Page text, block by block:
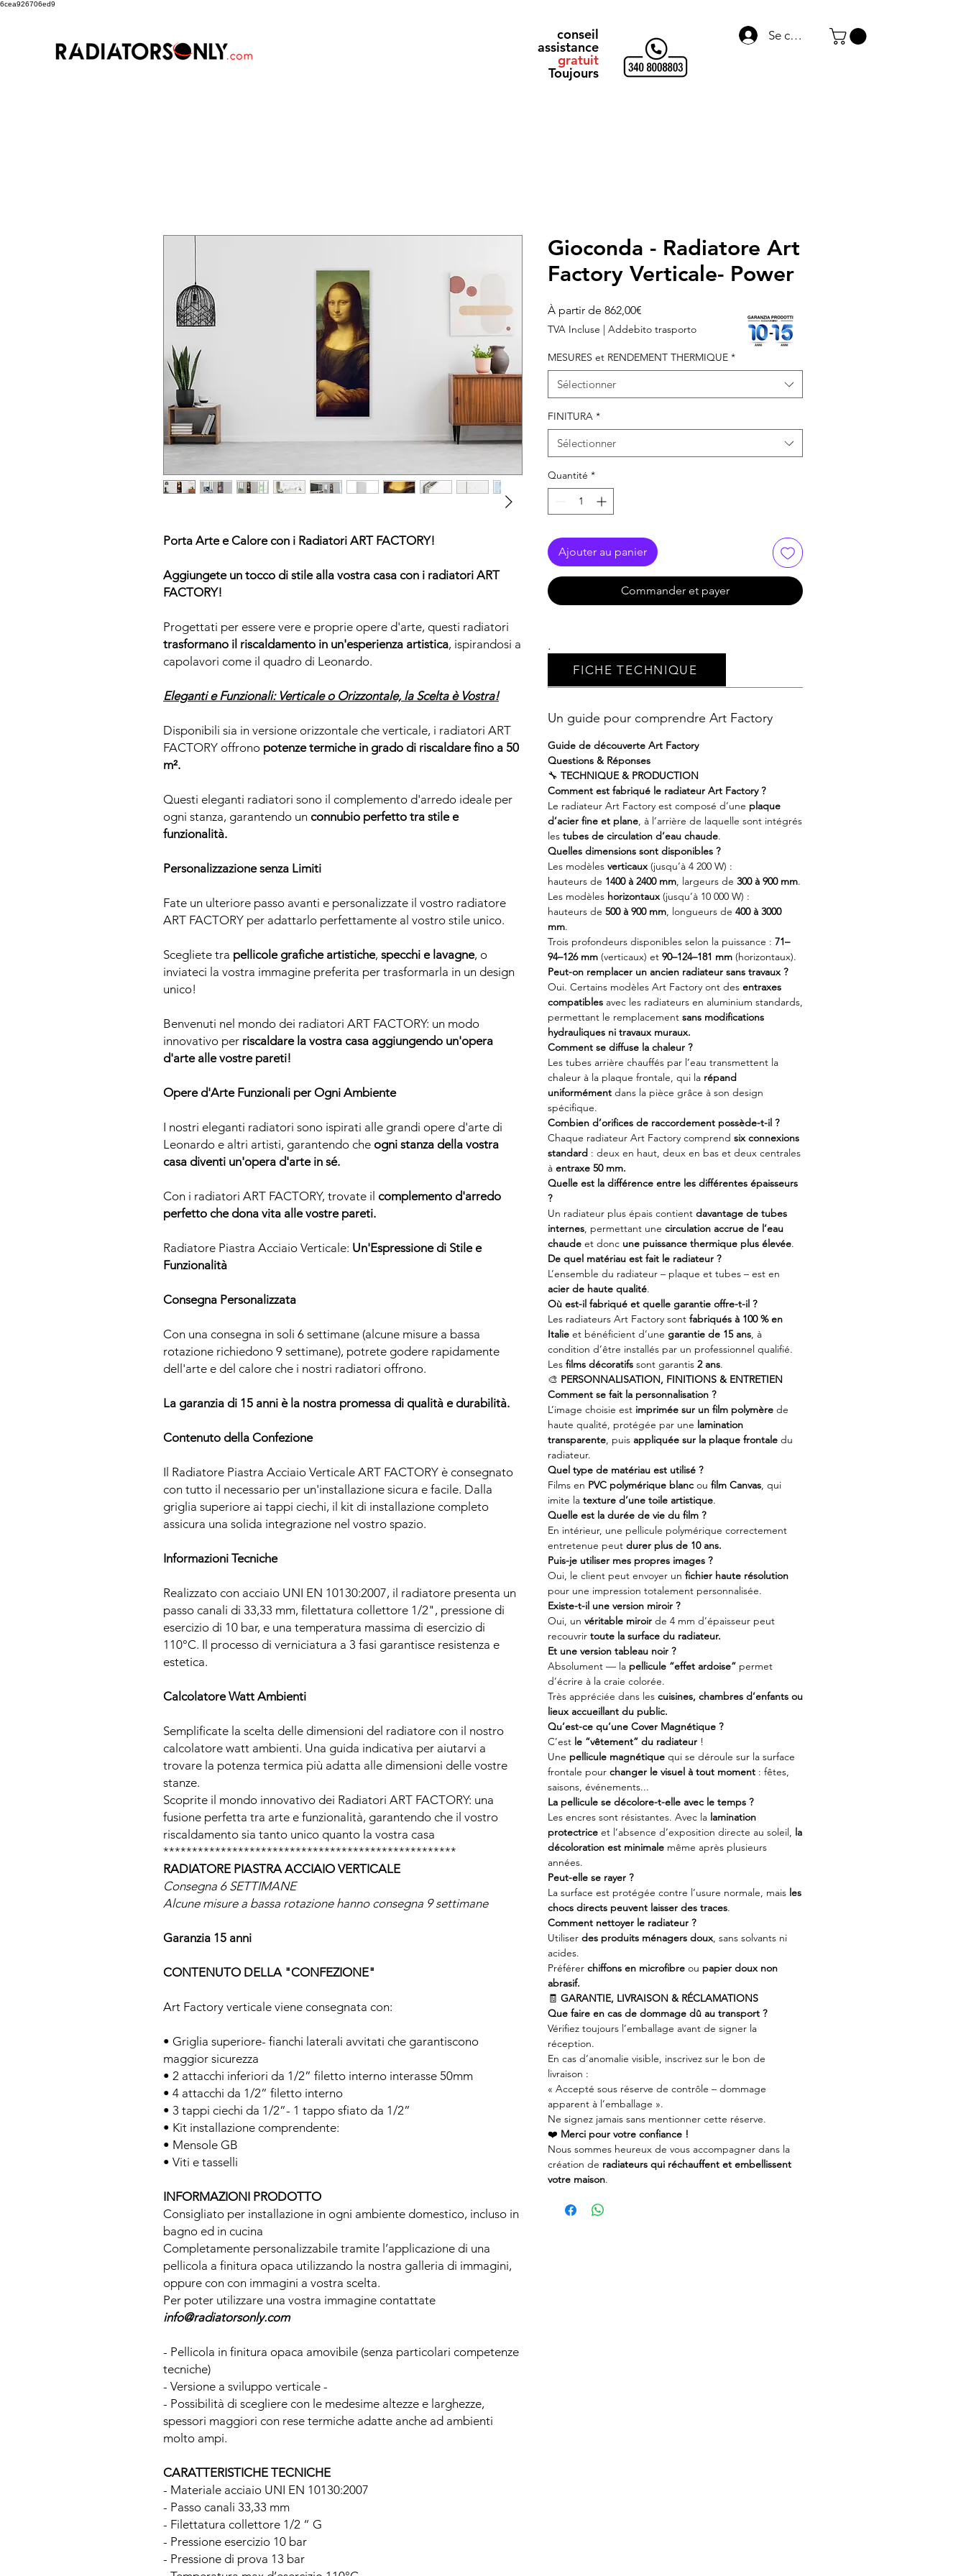
6cea926706ed9
conseil
assistance
gratuit
Toujours
Se connecter
Porta Arte e Calore con i Radiatori ART FACTORY!
Aggiungete un tocco di stile alla vostra casa con i radiatori ART
FACTORY!
Progettati per essere vere e proprie opere d'arte, questi radiatori
trasformano il riscaldamento in un'esperienza artistica, ispirandosi a
capolavori come il quadro di Leonardo.
Eleganti e Funzionali: Verticale o Orizzontale, la Scelta è Vostra!
Disponibili sia in versione orizzontale che verticale, i radiatori ART
FACTORY offrono potenze termiche in grado di riscaldare fino a 50
m².
Questi eleganti radiatori sono il complemento d'arredo ideale per
ogni stanza, garantendo un connubio perfetto tra stile e
funzionalità.
Personalizzazione senza Limiti
Fate un ulteriore passo avanti e personalizzate il vostro radiatore
ART FACTORY per adattarlo perfettamente al vostro stile unico.
Scegliete tra pellicole grafiche artistiche, specchi e lavagne, o
inviateci la vostra immagine preferita per trasformarla in un design
unico!
Benvenuti nel mondo dei radiatori ART FACTORY: un modo
innovativo per riscaldare la vostra casa aggiungendo un'opera
d'arte alle vostre pareti!
Opere d'Arte Funzionali per Ogni Ambiente
I nostri eleganti radiatori sono ispirati alle grandi opere d'arte di
Leonardo e altri artisti, garantendo che ogni stanza della vostra
casa diventi un'opera d'arte in sé.
Con i radiatori ART FACTORY, trovate il complemento d'arredo
perfetto che dona vita alle vostre pareti.
Radiatore Piastra Acciaio Verticale: Un'Espressione di Stile e
Funzionalità
Consegna Personalizzata
Con una consegna in soli 6 settimane (alcune misure a bassa
rotazione richiedono 9 settimane), potrete godere rapidamente
dell'arte e del calore che i nostri radiatori offrono.
La garanzia di 15 anni è la nostra promessa di qualità e durabilità.
Contenuto della Confezione
Il Radiatore Piastra Acciaio Verticale ART FACTORY è consegnato
con tutto il necessario per un'installazione sicura e facile. Dalla
griglia superiore ai tappi ciechi, il kit di installazione completo
assicura una solida integrazione nel vostro spazio.
Informazioni Tecniche
Realizzato con acciaio UNI EN 10130:2007, il radiatore presenta un
passo canali di 33,33 mm, filettatura collettore 1/2", pressione di
esercizio di 10 bar, e una temperatura massima di esercizio di
110°C. Il processo di verniciatura a 3 fasi garantisce resistenza e
estetica.
Calcolatore Watt Ambienti
Semplificate la scelta delle dimensioni del radiatore con il nostro
calcolatore watt ambienti. Una guida indicativa per aiutarvi a
trovare la potenza termica più adatta alle dimensioni delle vostre
stanze.
Scoprite il mondo innovativo dei Radiatori ART FACTORY: una
fusione perfetta tra arte e funzionalità, garantendo che il vostro
riscaldamento sia tanto unico quanto la vostra casa
***************************************************
RADIATORE PIASTRA ACCIAIO VERTICALE
Consegna 6 SETTIMANE
Alcune misure a bassa rotazione hanno consegna 9 settimane
Garanzia 15 anni
CONTENUTO DELLA "CONFEZIONE"
Art Factory verticale viene consegnata con:
• Griglia superiore- fianchi laterali avvitati che garantiscono
maggior sicurezza
• 2 attacchi inferiori da 1/2” filetto interno interasse 50mm
• 4 attacchi da 1/2” filetto interno
• 3 tappi ciechi da 1/2”- 1 tappo sfiato da 1/2”
• Kit installazione comprendente:
• Mensole GB
• Viti e tasselli
INFORMAZIONI PRODOTTO
Consigliato per installazione in ogni ambiente domestico, incluso in
bagno ed in cucina
Completamente personalizzabile tramite l’applicazione di una
pellicola a finitura opaca utilizzando la nostra galleria di immagini,
oppure con con immagini a vostra scelta.
Per poter utilizzare una vostra immagine contattate
info@radiatorsonly.com
- Pellicola in finitura opaca amovibile (senza particolari competenze
tecniche)
- Versione a sviluppo verticale -
- Possibilità di scegliere con le medesime altezze e larghezze,
spessori maggiori con rese termiche adatte anche ad ambienti
molto ampi.
CARATTERISTICHE TECNICHE
- Materiale acciaio UNI EN 10130:2007
- Passo canali 33,33 mm
- Filettatura collettore 1/2 “ G
- Pressione esercizio 10 bar
- Pressione di prova 13 bar
Gioconda - Radiatore Art
Factory Verticale- Power
À partir de 862,00€
promotionnel
TVA Incluse | Addebito trasporto
MESURES et RENDEMENT THERMIQUE *
Sélectionner
FINITURA *
Sélectionner
Quantité *
Ajouter au panier
Commander et payer
.
Un guide pour comprendre Art Factory
Guide de découverte Art Factory
Questions & Réponses
🔧 TECHNIQUE & PRODUCTION
Comment est fabriqué le radiateur Art Factory ?
Le radiateur Art Factory est composé d’une plaque
d’acier fine et plane, à l’arrière de laquelle sont intégrés
les tubes de circulation d’eau chaude.
Quelles dimensions sont disponibles ?
Les modèles verticaux(jusqu’à 4 200 W) :
hauteurs de 1400 à 2400 mm, largeurs de 300 à 900 mm.
Les modèles horizontaux(jusqu’à 10 000 W) :
hauteurs de 500 à 900 mm, longueurs de 400 à 3000
mm.
Trois profondeurs disponibles selon la puissance : 71–
94–126 mm (verticaux) et 90–124–181 mm (horizontaux).
Peut-on remplacer un ancien radiateur sans travaux ?
Oui. Certains modèles Art Factory ont des entraxes
compatibles avec les radiateurs en aluminium standards,
permettant le remplacement sans modifications
hydrauliques ni travaux muraux.
Comment se diffuse la chaleur ?
Les tubes arrière chauffés par l’eau transmettent la
chaleur à la plaque frontale, qui la répand
uniformément dans la pièce grâce à son design
spécifique.
Combien d’orifices de raccordement possède-t-il ?
Chaque radiateur Art Factory comprend six connexions
standard : deux en haut, deux en bas et deux centrales
à entraxe 50 mm.
Quelle est la différence entre les différentes épaisseurs
?
Un radiateur plus épais contient davantage de tubes
internes, permettant une circulation accrue de l’eau
chaude et donc une puissance thermique plus élevée.
De quel matériau est fait le radiateur ?
L’ensemble du radiateur – plaque et tubes – est en
acier de haute qualité.
Où est-il fabriqué et quelle garantie offre-t-il ?
Les radiateurs Art Factory sont fabriqués à 100 % en
Italie et bénéficient d’une garantie de 15 ans, à
condition d’être installés par un professionnel qualifié.
Les films décoratifs sont garantis 2 ans.
🎨 PERSONNALISATION, FINITIONS & ENTRETIEN
Comment se fait la personnalisation ?
L’image choisie est imprimée sur un film polymère de
haute qualité, protégée par une lamination
transparente, puis appliquée sur la plaque frontale du
radiateur.
Quel type de matériau est utilisé ?
Films en PVC polymérique blanc ou film Canvas, qui
imite la texture d’une toile artistique.
Quelle est la durée de vie du film ?
En intérieur, une pellicule polymérique correctement
entretenue peut durer plus de 10 ans.
Puis-je utiliser mes propres images ?
Oui, le client peut envoyer un fichier haute résolution
pour une impression totalement personnalisée.
Existe-t-il une version miroir ?
Oui, un véritable miroir de 4 mm d’épaisseur peut
recouvrir toute la surface du radiateur.
Et une version tableau noir ?
Absolument — la pellicule “effet ardoise” permet
d’écrire à la craie colorée.
Très appréciée dans les cuisines, chambres d’enfants ou
lieux accueillant du public.
Qu’est-ce qu’une Cover Magnétique ?
C’est le “vêtement” du radiateur !
Une pellicule magnétique qui se déroule sur la surface
frontale pour changer le visuel à tout moment : fêtes,
saisons, événements...
La pellicule se décolore-t-elle avec le temps ?
Les encres sont résistantes. Avec la lamination
protectrice et l’absence d’exposition directe au soleil, la
décoloration est minimale même après plusieurs
années.
Peut-elle se rayer ?
La surface est protégée contre l’usure normale, mais les
chocs directs peuvent laisser des traces.
Comment nettoyer le radiateur ?
Utiliser des produits ménagers doux, sans solvants ni
acides.
Préférer chiffons en microfibre ou papier doux non
abrasif.
🧾 GARANTIE, LIVRAISON & RÉCLAMATIONS
Que faire en cas de dommage dû au transport ?
Vérifiez toujours l’emballage avant de signer la
réception.
En cas d’anomalie visible, inscrivez sur le bon de
livraison :
« Accepté sous réserve de contrôle – dommage
apparent à l’emballage ».
Ne signez jamais sans mentionner cette réserve.
❤️ Merci pour votre confiance !
Nous sommes heureux de vous accompagner dans la
création de radiateurs qui réchauffent et embellissent
votre maison.
FICHE TECHNIQUE